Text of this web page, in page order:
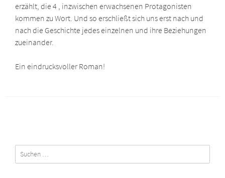
erzählt, die 4 , inzwischen erwachsenen Protagonisten
kommen zu Wort. Und so erschließt sich uns erst nach und
nach die Geschichte jedes einzelnen und ihre Beziehungen
zueinander.
Ein eindrucksvoller Roman!
Suchen
nach: